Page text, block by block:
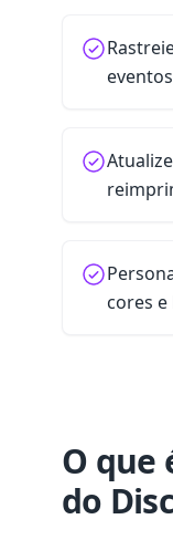
cores
O que
do